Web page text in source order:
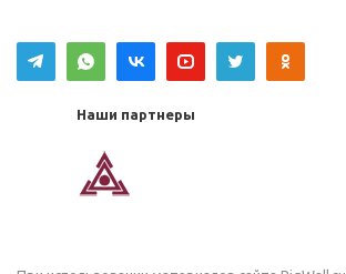
Наши партнеры